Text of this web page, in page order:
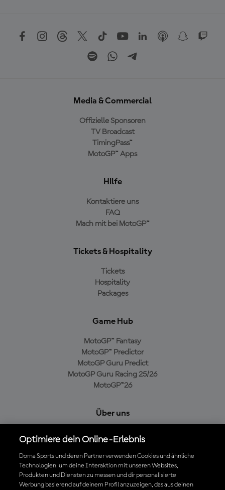
Media & Commercial
Offizielle Sponsoren
TV Broadcast
TimingPass™
MotoGP™ Apps
Hilfe
Kontaktiere uns
FAQ
Mach mit bei MotoGP™
Tickets & Hospitality
Tickets
Hospitality
Packages
Game Hub
MotoGP™ Fantasy
MotoGP™ Predictor
MotoGP Guru Predict
MotoGP Guru Racing 25/26
MotoGP™26
Über uns
Cookie-Richtlinien
Geschäftsbedingungen
Datenschutzrichtlinien
Kaufrichtlinie
Optimiere dein Online-Erlebnis
Dorna Sports und deren Partner verwenden Cookies und ähnliche
Technologien, um deine Interaktion mit unseren Websites,
Produkten und Diensten zu messen und dir personalisierte
Werbung basierend auf deinem Profil anzuzeigen, das aus deinen